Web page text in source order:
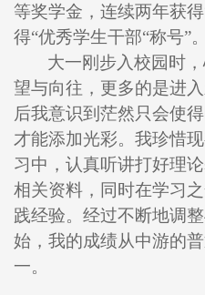
等奖学金，连续两年获
得“优秀学生干部“称号”。
大一刚步入校园时
望与向往，更多的是进
后我意识到茫然只会使
才能添加光彩。我珍惜
习中，认真听讲打好理
相关资料，同时在学习
践经验。经过不断地调
始，我的成绩从中游的
一。